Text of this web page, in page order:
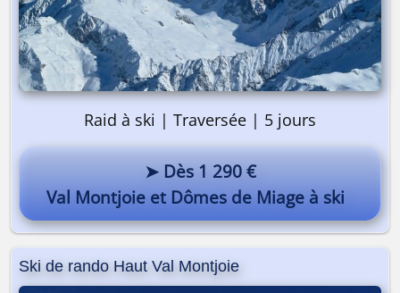
Raid à ski | Traversée | 5 jours
➤ Dès 1 290 €
Val Montjoie et Dômes de Miage à ski
Ski de rando Haut Val Montjoie